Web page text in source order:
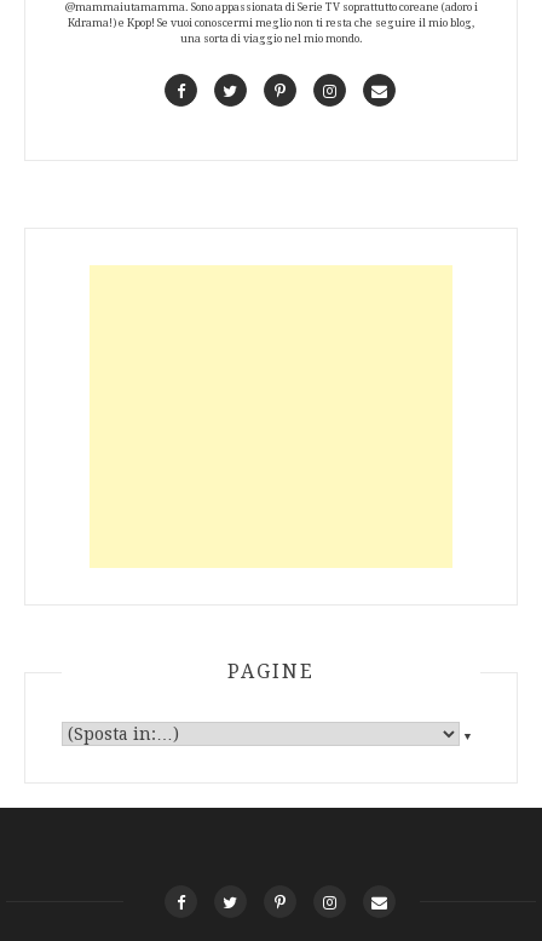
@mammaiutamamma. Sono appassionata di Serie TV soprattutto coreane (adoro i
Kdrama!) e Kpop! Se vuoi conoscermi meglio non ti resta che seguire il mio blog,
una sorta di viaggio nel mio mondo.
FacebookTwitterPinterestInstagramContact
PAGINE
▼